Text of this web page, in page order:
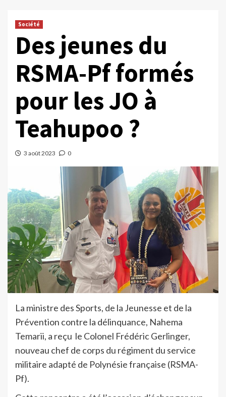
Société
Des jeunes du
RSMA-Pf formés
pour les JO à
Teahupoo ?
3 août 2023 0
La ministre des Sports, de la Jeunesse et de la
Prévention contre la délinquance, Nahema
Temarii, a reçu le Colonel Frédéric Gerlinger,
nouveau chef de corps du régiment du service
militaire adapté de Polynésie française (RSMA-
Pf).